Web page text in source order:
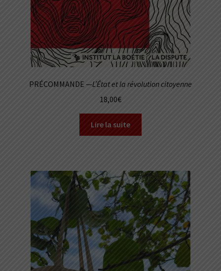
PRÉCOMMANDE —L’État et la révolution citoyenne
18,00€
Lire la suite